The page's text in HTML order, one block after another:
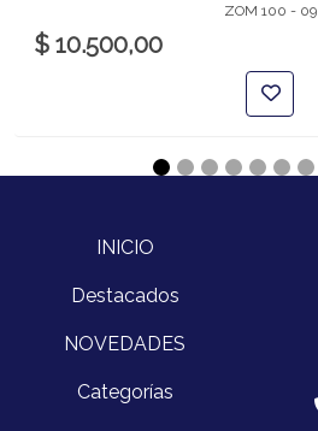
ZOM 100 - 09
$ 10.500,00
INICIO
Destacados
NOVEDADES
Categorías